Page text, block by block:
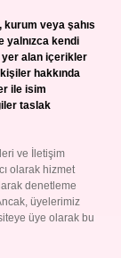
veya şahıs
yalnızca kendi
yer alan içerikler
hakkında
ile isim
taslak
ve İletişim
olarak hizmet
denetleme
üyelerimiz
üye olarak bu